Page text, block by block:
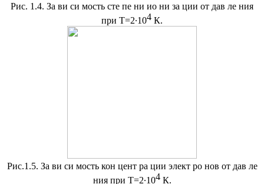
Рис. 1.4. За ви си мость сте пе ни ио ни за ции от дав ле ния
при Т=2∙104 К.
Рис.1.5. За ви си мость кон цент ра ции элект ро нов от дав ле
ния при Т=2∙104К.